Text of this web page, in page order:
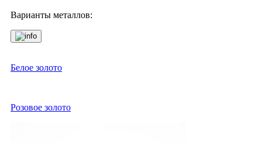
Варианты металлов:
Белое золото
Розовое золото